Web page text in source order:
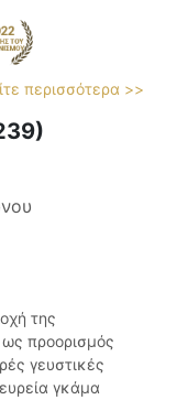
περισσότερα >>
της
ως προορισμός
γευστικές
γκάμα